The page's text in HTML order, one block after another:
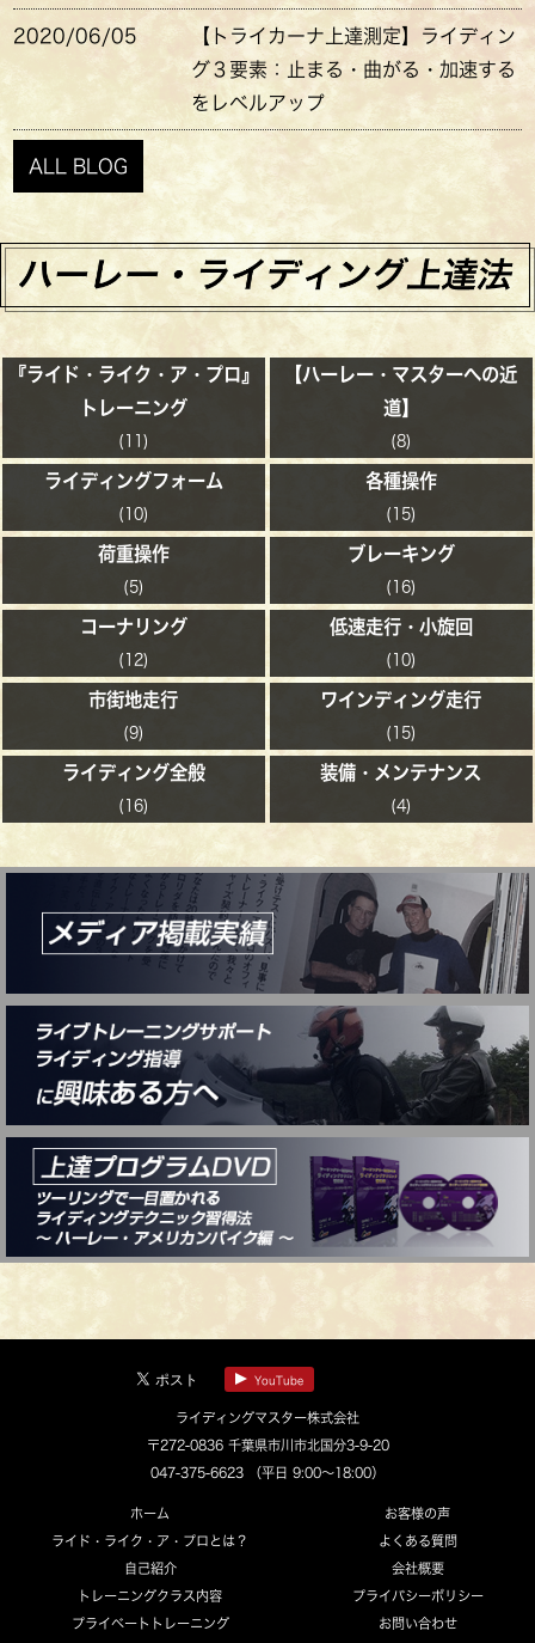
2020/06/05
【トライカーナ上達測定】ライディン
グ３要素：止まる・曲がる・加速する
をレベルアップ
ALL BLOG
『ライド・ライク・ア・プロ』
トレーニング
(11)
【ハーレー・マスターへの近
道】
(8)
ライディングフォーム
(10)
各種操作
(15)
荷重操作
(5)
ブレーキング
(16)
コーナリング
(12)
低速走行・小旋回
(10)
市街地走行
(9)
ワインディング走行
(15)
ライディング全般
(16)
装備・メンテナンス
(4)
YouTube
ライディングマスター株式会社
〒272-0836 千葉県市川市北国分3-9-20
047-375-6623 （平日 9:00～18:00）
ホーム
ライド・ライク・ア・プロとは？
自己紹介
トレーニングクラス内容
プライベートトレーニング
お客様の声
よくある質問
会社概要
プライバシーポリシー
お問い合わせ